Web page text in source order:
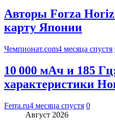
Авторы Forza
карту Японии
Чемпионат.com4 месяца спустя
10 000 мАч и 185
характеристики
Ferra.ru4 месяца спустя 0
Август 2026